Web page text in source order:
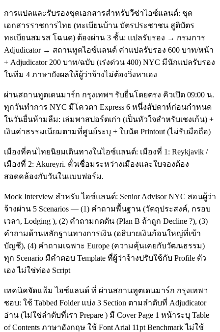
การแปลและรับรองชุดเอกสารสำหรับวีซ่าไอซ์แลนด์: ชุด
เอกสารราชการไทย (ทะเบียนบ้าน บัตรประชาชน สูติบัตร
ทะเบียนสมรส โฉนด) ต้องผ่าน 3 ชั้น: แปลรับรอง → กรมการ
Adjudicator → สถานทูตไอซ์แลนด์ ค่าแปลรับรอง 600 บาท/หน้า
+ Adjudicator 200 บาท/ฉบับ (เร่งด่วน 400) NYC มีนักแปลรับรอง
ในทีม 4 ภาษายังผลให้ผู้ว่าจ้างไม่ต้องวิ่งหาเอง
ผ่านสถานทูตเดนมาร์ก กรุงเทพฯ รับยื่นโดยตรง คิวเปิด 09:00 น.
ทุกวันทำการ NYC มีโควตา Express 6 หนึ่งสัปดาห์ก่อนกำหนด
ในวันยื่นห้ามลืม: เล่มพาสปอร์ตเก่า (เป็นหัวใจสำหรับเชงเก้น) +
เงินค่าธรรมเนียมตามที่ศูนย์ระบุ + ใบนัด Printout (ไม่รับมือถือ)
เมืองที่คนไทยนิยมเดินทางในไอซ์แลนด์: เมืองที่ 1: Reykjavik /
เมืองที่ 2: Akureyri. ตั๋วเชื่อมระหว่างเมืองและใบจองต้อง
สอดคล้องกับวันในแบบฟอร์ม.
Mock Interview สำหรับ ไอซ์แลนด์: Senior Advisor NYC สอนผู้ว่า
จ้างผ่าน 5 Scenarios — (1) คำถามพื้นฐาน (วัตถุประสงค์, กรอบ
เวลา, Lodging ), (2) คำถามกดดัน (Plan B ถ้าถูก Decline ?), (3)
คำถามด้านหลักฐานทางการเงิน (อธิบายเงินก้อนใหญ่ที่เข้า
บัญชี), (4) คำถามเฉพาะ Europe (ความคุ้นเคยกับวัฒนธรรม)
ทุก Scenario มีคำตอบ Template ที่ผู้ว่าจ้างปรับใช้กับ Profile ตัว
เอง ไม่ใช่ท่อง Script
เทคนิคจัดแฟ้ม ไอซ์แลนด์ ที่ ผ่านสถานทูตเดนมาร์ก กรุงเทพฯ
ชอบ: ใช้ Tabbed Folder แบ่ง 3 Section ตามลำดับที่ Adjudicator
อ่าน (ไม่ใช่ลำดับที่เรา Prepare ) มี Cover Page 1 หน้าระบุ Table
of Contents ภาษาอังกฤษ ใช้ Font Arial 11pt Benchmark ไม่ใช้